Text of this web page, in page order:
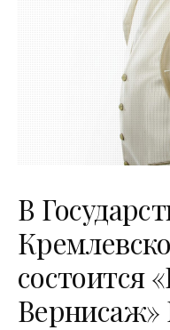
В
состоится
Вернисаж»